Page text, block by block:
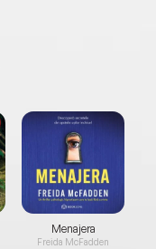
Menajera
Freida McFadden